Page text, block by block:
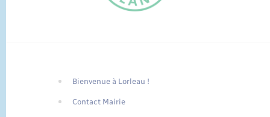
FR
Bienvenue à Lorleau !
Contact Mairie